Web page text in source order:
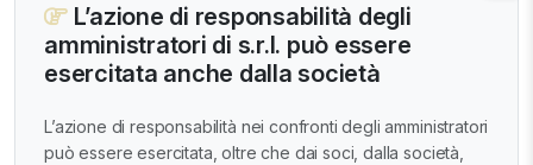
L’azione di responsabilità degli
amministratori di s.r.l. può essere
esercitata anche dalla società
L’azione di responsabilità nei confronti degli amministratori
può essere esercitata, oltre che dai soci, dalla società,